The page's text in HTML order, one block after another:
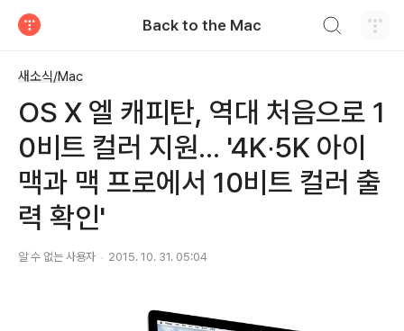
Back to the Mac
새소식/Mac
OS X 엘 캐피탄, 역대 처음으로 1
0비트 컬러 지원... '4K∙5K 아이
맥과 맥 프로에서 10비트 컬러 출
력 확인'
알 수 없는 사용자 2015. 10. 31. 05:04